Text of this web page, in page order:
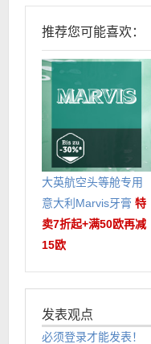
推荐您可能喜欢：
大英航空头等舱专用
意大利Marvis牙膏 特
卖7折起+满50欧再减
15欧
发表观点
必须登录才能发表！